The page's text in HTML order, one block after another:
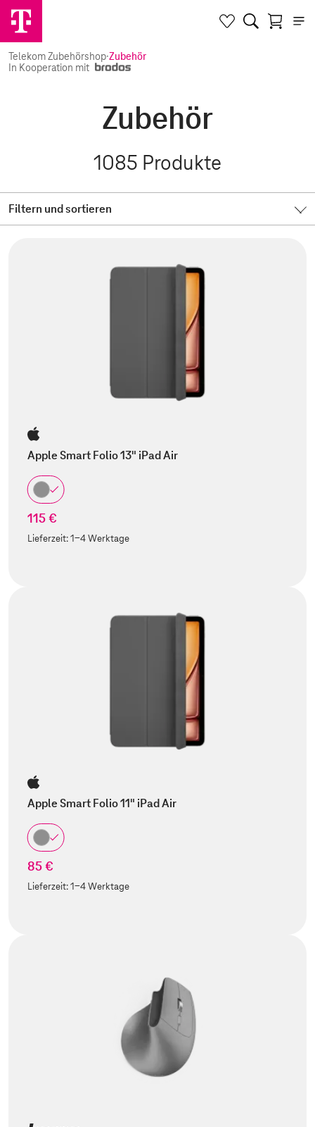
Telekom Zubehörshop·Zubehör
In Kooperation mit
Zubehör
1085 Produkte
Filtern und sortieren
Apple Smart Folio 13" iPad Air
115 €
Lieferzeit:1-4 Werktage
Apple Smart Folio 11" iPad Air
85 €
Lieferzeit:1-4 Werktage